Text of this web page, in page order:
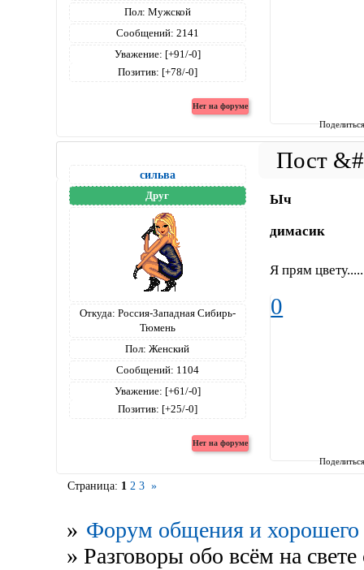
Пол: Мужской
Сообщений: 2141
Уважение: [+91/-0]
Позитив: [+78/-0]
сильва
Друг
Откуда: Россия-Западная Сибирь-
Тюмень
Пол: Женский
Сообщений: 1104
Уважение: [+61/-0]
Позитив: [+25/-0]
Ыч
димасик
Я прям
0
Страница: 1 2 3 »
» Форум общения и хорошего
» Разговоры обо всём на